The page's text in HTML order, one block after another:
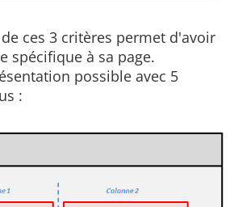
ces 3 critères permet d'avoir
spécifique à sa page.
possible avec 5
: